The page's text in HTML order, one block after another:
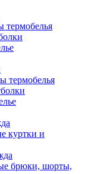
термобелья
термобелья
куртки и
брюки, шорты,